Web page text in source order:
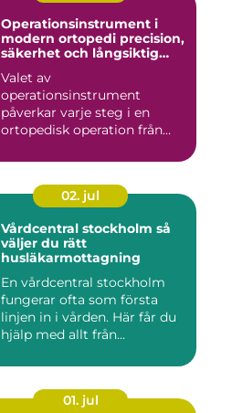
Operationsinstrument i
modern ortopedi precision,
säkerhet och långsiktig
Valet av
operationsinstrument
påverkar varje steg i en
ortopedisk operation från
02. jul
Vårdcentral stockholm så
väljer du rätt
husläkarmottagning
En vårdcentral stockholm
fungerar ofta som första
linjen in i vården. Här får du
hjälp med allt från...
01. jul